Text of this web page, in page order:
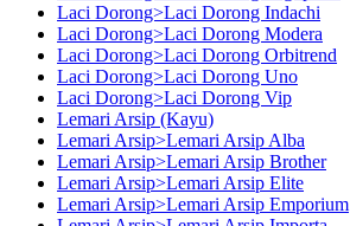
Laci Dorong>Laci Dorong Indachi
Laci Dorong>Laci Dorong Modera
Laci Dorong>Laci Dorong Orbitrend
Laci Dorong>Laci Dorong Uno
Laci Dorong>Laci Dorong Vip
Lemari Arsip (Kayu)
Lemari Arsip>Lemari Arsip Alba
Lemari Arsip>Lemari Arsip Brother
Lemari Arsip>Lemari Arsip Elite
Lemari Arsip>Lemari Arsip Emporium